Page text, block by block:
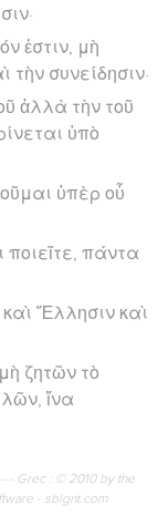
ἐστιν, μὴ
τὴν συνείδησιν·
ἀλλὰ τὴν τοῦ
ὑπὸ
ὑπὲρ οὗ
ποιεῖτε, πάντα
καὶ Ἕλλησιν καὶ
ζητῶν τὸ
ἵνα
Grec : © 2010 by the
- sblgnt.com